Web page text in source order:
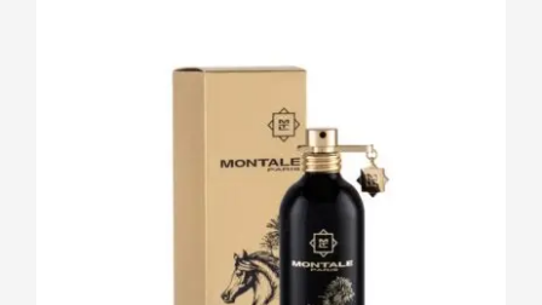
Arabians Tonka